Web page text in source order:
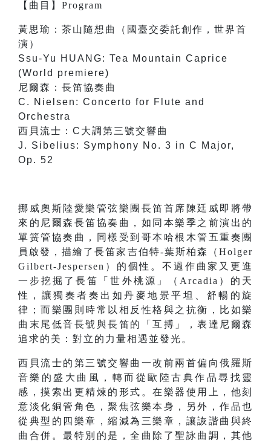
【 曲目 】 Program
黃思瑜：茶山隨想曲（國臺交委託創作，世界首
演）
Ssu-Yu HUANG: Tea Mountain Caprice
(World premiere)
尼爾森：長笛協奏曲
C. Nielsen: Concerto for Flute and
Orchestra
西貝流士：C大調第三號交響曲
J. Sibelius: Symphony No. 3 in C Major,
Op. 52
挪威奧斯陸愛樂管弦樂團長笛首席陳廷威即將帶
來的尼爾森長笛協奏曲，如同本樂季之前演出的
單簧管協奏曲，同樣受到哥本哈根木管五重奏團
員啟發，描繪了長笛家吉伯特-葉斯柏森（Holger
Gilbert-Jespersen）的個性。不過作曲家又更進
一步挖掘了長笛「世外桃源」（Arcadia）的天
性，讓獨奏者奏出如丹麥地景平坦、舒暢的旋
律；而樂團則時常以相反性格與之抗衡，比如樂
曲末尾低音長號與長笛的「互搏」，表達尼爾森
追求的美：對立的力量相遇並發光。
西貝流士的第三號交響曲一改前兩首偏向俄羅斯
音樂的盛大曲風，轉而從歐陸古典作品尋找靈
感，摸索出更精煉的形式。在樂器使用上，他刻
意淡化銅管角色，聚焦弦樂本身，另外，作品也
從典型的四樂章，縮減為三樂章，讓詼諧曲與終
曲合併。最特別的是，全曲除了聖詠曲調，其他